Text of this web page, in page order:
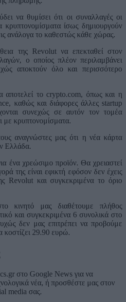
να θυμίσει ότι οι συναλλαγές οι
κρυπτονομίσματα ίσως δημιουργούν
ανάλογα το καθεστώς κάθε χώρας.
της Revolut να επεκταθεί στον
ο οποίος πλέον περιλαμβάνει
αποκτούν όλο και περισσότερο
αποτελεί το crypto.com, όπως και η
καθώς και διάφορες άλλες startup
συνεχώς σε αυτόν τον τομέα
με κρυπτονομίσματα.
αναγνώστες μας ότι η νέα κάρτα
Ελλάδα.
ένα χρεώσιμο προϊόν. Θα χρειαστεί
της είναι εφικτή εφόσον δεν έχεις
Revolut και συγκεκριμένα το όριο
κινητό μας διαθέτουμε πλήθος
και συγκεκριμένα 6 συνολικά στο
δεν μας επιτρέπει να προβούμε
29.90 ευρώ.
στο Google News για να
νέα, ή προσθέστε μας στον
media σας.